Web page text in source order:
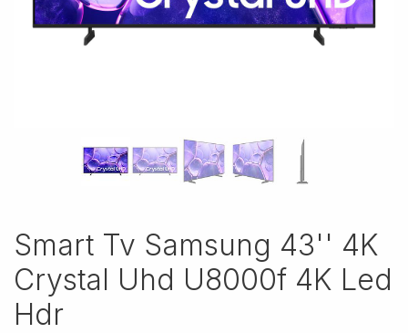
Smart Tv Samsung 43'' 4K
Crystal Uhd U8000f 4K Led
Hdr